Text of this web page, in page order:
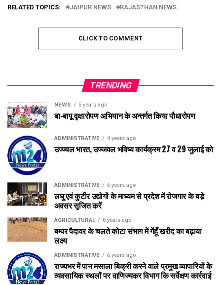
RELATED TOPICS: JAIPUR NEWS RAJASTHAN NEWS
CLICK TO COMMENT
TRENDING
NEWS 5 years ago
बा-बापू वृक्षारोपण अभियान के अन्तर्गत किया पौधारोपण
ADMINISTRATIVE 4 years ago
उज्ज्वल भारत, उज्जवल भविष्य कार्यक्रम 27 व 29 जुलाई को
ADMINISTRATIVE 6 years ago
लघु एवं कुटीर उद्योगों के माध्यम से प्रदेश में रोजगार के बड़े
अवसर सृजित करें
AGRICULTURAL 6 years ago
बम्पर पैदावर के चलते कोटा संभाग में गेंहूँ खरीद का बढ़ाया
लक्ष्य
ADMINISTRATIVE 6 years ago
राज्यभर में पान मसाला बिक्री करने वाले प्रमुख व्यापारियों के
व्यवसायिक स्थलों पर वाणिज्यकर विभाग कि सर्वेक्षण कार्रवाई